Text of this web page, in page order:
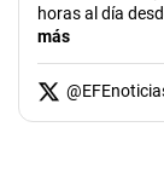
horas al día
más
@